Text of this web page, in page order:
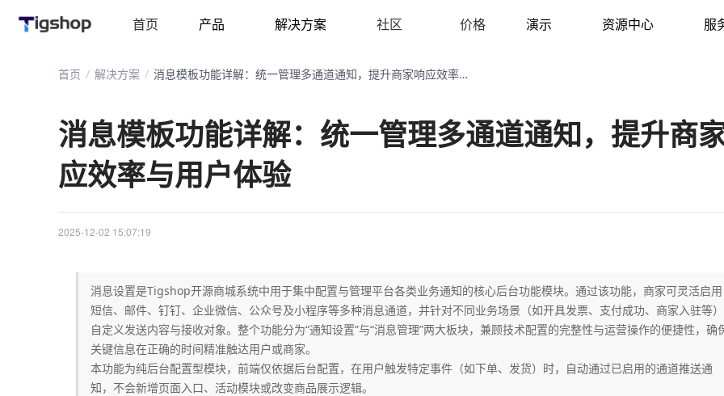
首页 产品 解决方案 社区 价格 演示 资源中心 服
首页 / 解决方案 / 消息模板功能详解：统一管理多通道通知，提升商家响应效率与用户体验
消息模板功能详解：统一管理多通道通知，提升商
应效率与用户体验
2025-12-02 15:07:19
消息设置是Tigshop开源商城系统中用于集中配置与管理平台各类业务通知的核心后台功能模块。通过该功能，商家可灵活启用
短信、邮件、钉钉、企业微信、公众号及小程序等多种消息通道，并针对不同业务场景（如开具发票、支付成功、商家入驻等）
自定义发送内容与接收对象。整个功能分为“通知设置”与“消息管理”两大板块，兼顾技术配置的完整性与运营操作的便捷性，确
关键信息在正确的时间精准触达用户或商家。
本功能为纯后台配置型模块，前端仅依据后台配置，在用户触发特定事件（如下单、发货）时，自动通过已启用的通道推送通
知，不会新增页面入口、活动模块或改变商品展示逻辑。